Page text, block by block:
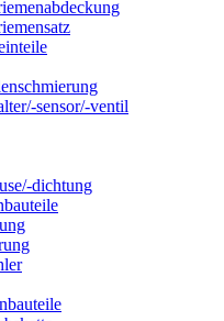
sensor/-ventil
dichtung